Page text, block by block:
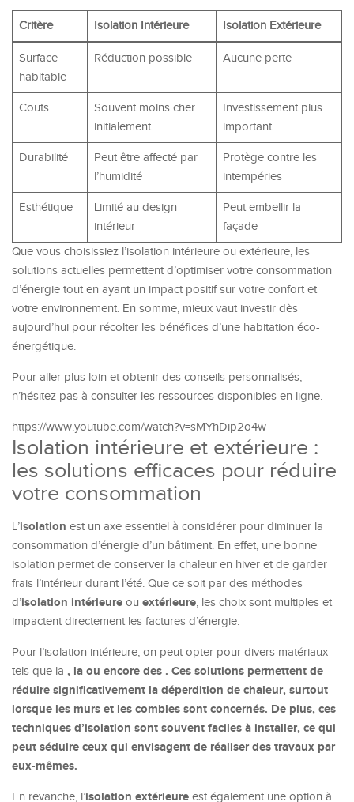
Critère Isolation Intérieure Isolation Extérieure
Surface
habitable
Réduction possible Aucune perte
Couts
Souvent moins cher
initialement
Investissement plus
important
Durabilité
Peut être affecté par
l’humidité
Protège contre les
intempéries
Esthétique
Limité au design
intérieur
Peut embellir la
façade
Que vous choisissiez l’isolation intérieure ou extérieure, les
solutions actuelles permettent d’optimiser votre consommation
d’énergie tout en ayant un impact positif sur votre confort et
votre environnement. En somme, mieux vaut investir dès
aujourd’hui pour récolter les bénéfices d’une habitation éco-
énergétique.
Pour aller plus loin et obtenir des conseils personnalisés,
n’hésitez pas à consulter les ressources disponibles en ligne.
https://www.youtube.com/watch?v=sMYhDip2o4w
Isolation intérieure et extérieure :
les solutions efficaces pour réduire
votre consommation
L’isolation est un axe essentiel à considérer pour diminuer la
consommation d’énergie d’un bâtiment. En effet, une bonne
isolation permet de conserver la chaleur en hiver et de garder
frais l’intérieur durant l’été. Que ce soit par des méthodes
d’isolation intérieure ou extérieure, les choix sont multiples et
impactent directement les factures d’énergie.
Pour l’isolation intérieure, on peut opter pour divers matériaux
tels que la , la ou encore des . Ces solutions permettent de
réduire significativement la déperdition de chaleur, surtout
lorsque les murs et les combles sont concernés. De plus, ces
techniques d’isolation sont souvent faciles à installer, ce qui
peut séduire ceux qui envisagent de réaliser des travaux par
eux-mêmes.
En revanche, l’isolation extérieure est également une option à